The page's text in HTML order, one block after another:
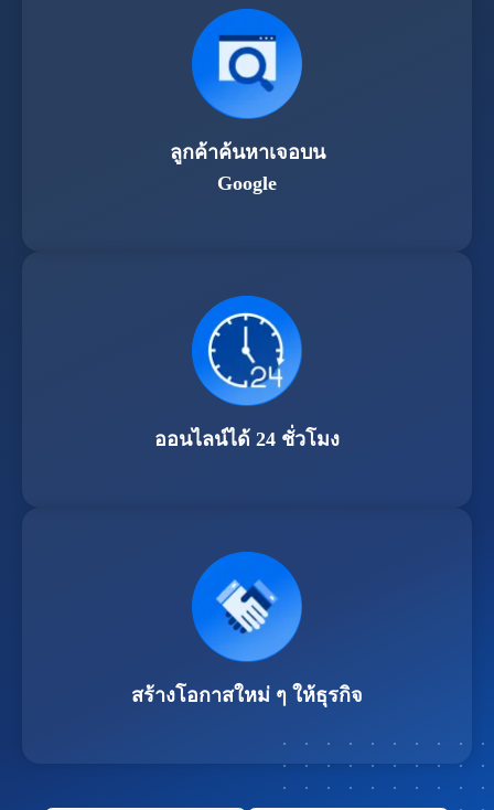
ลูกค้าค้นหาเจอบน
Google
ออนไลน์ได้ 24 ชั่วโมง
สร้างโอกาสใหม่ ๆ ให้ธุรกิจ